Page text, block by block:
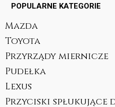
POPULARNE KATEGORIE
Mazda
Toyota
Przyrządy miernicze
Pudełka
Lexus
Przyciski spłukujące